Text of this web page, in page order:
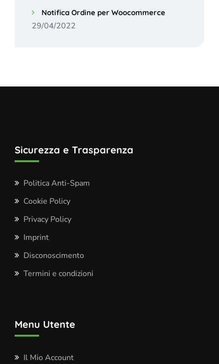
Notifica Ordine per Woocommerce
29/04/2022
Sicurezza e Trasparenza
Politica Anti-Spam
Cookie Policy
Privacy Policy
Imprint
Disconoscimento
Termini e condizioni
Menu Utente
Il Mio Account